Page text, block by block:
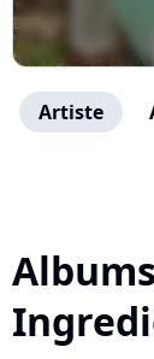
Artiste